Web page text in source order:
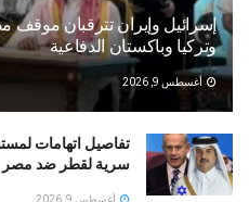
إسرائيل وإيران تترقبان موقف
وتركيا وباكستان الدفاعية
أغسطس 9, 2026
تفاصيل اتهامات
سرية لقطر ضد مصر
أغسطس 9, 2026